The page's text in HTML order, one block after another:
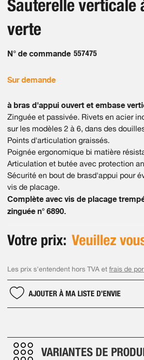
gallery
of
images
Sauterelle verticale
verte
N° de commande 557475
Sur demande
à bras d'appui ouvert et embase
Zinguée et passivée. Rivets en acier
sur les modèles 2 à 6, dans des
Points d'articulation graissés.
Poignée ergonomique bi matière
Articulation et butée avec protection
Sécurité en bout de brasd'appui pour
vis de placage.
Complète avec vis de placage
zinguée n° 6890.
Votre prix: Veuillez
Les prix s'entendent hors TVA et frais de
AJOUTER À MA LISTE D’ENVIE
VARIANTES DE